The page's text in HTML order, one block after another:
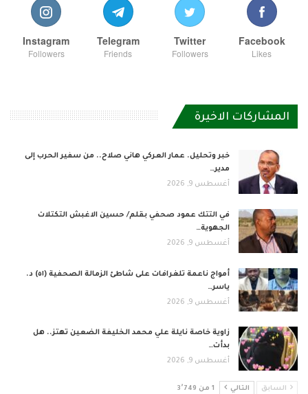
Facebook
Likes
Twitter
Followers
Telegram
Friends
Instagram
Followers
المشاركات الاخيرة
خبر وتحليل. عمار العركي هاني صلاح.. من سفير الحرب إلى
مدير…
أغسطس 9, 2026
في التتك عمود صحفي بقلم/ حسين الاغبش التكتلات
الجهوية…
أغسطس 9, 2026
أمواج ناعمة تلغرافات على شاطئ الزمالة الصحفية (٥١) د.
ياسر…
أغسطس 9, 2026
زاوية خاصة نايلة علي محمد الخليفة الضعين تهتز.. هل
بدأت…
أغسطس 9, 2026
السابق التالي 1 من 3٬749